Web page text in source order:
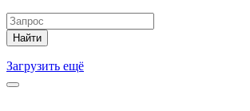
Найти
Загрузить ещё